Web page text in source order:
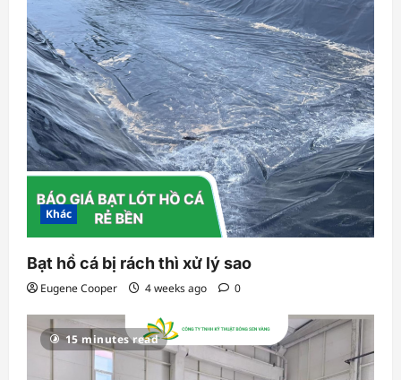
Khác
Bạt hồ cá bị rách thì xử lý sao
Eugene Cooper 4 weeks ago 0
15 minutes read